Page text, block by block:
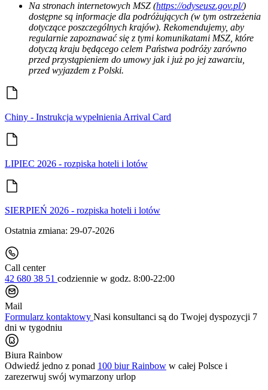
Na stronach internetowych MSZ (https://odyseusz.gov.pl/)
dostępne są informacje dla podróżujących (w tym ostrzeżenia
dotyczące poszczególnych krajów). Rekomendujemy, aby
regularnie zapoznawać się z tymi komunikatami MSZ, które
dotyczą kraju będącego celem Państwa podróży zarówno
przed przystąpieniem do umowy jak i już po jej zawarciu,
przed wyjazdem z Polski.
Chiny - Instrukcja wypełnienia Arrival Card
LIPIEC 2026 - rozpiska hoteli i lotów
SIERPIEŃ 2026 - rozpiska hoteli i lotów
Ostatnia zmiana: 29-07-2026
Call center
42 680 38 51 codziennie w godz. 8:00-22:00
Mail
Formularz kontaktowy Nasi konsultanci są do Twojej dyspozycji 7
dni w tygodniu
Biura Rainbow
Odwiedź jedno z ponad 100 biur Rainbow w całej Polsce i
zarezerwuj swój wymarzony urlop